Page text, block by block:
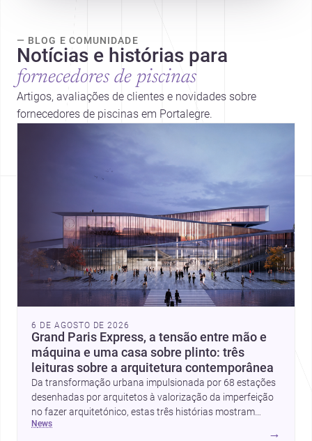
— BLOG E COMUNIDADE
Notícias e histórias para
fornecedores de piscinas
Artigos, avaliações de clientes e novidades sobre
fornecedores de piscinas em Portalegre.
6 DE AGOSTO DE 2026
Grand Paris Express, a tensão entre mão e
máquina e uma casa sobre plinto: três
leituras sobre a arquitetura contemporânea
Da transformação urbana impulsionada por 68 estações
desenhadas por arquitetos à valorização da imperfeição
no fazer arquitetónico, estas três histórias mostram
como a disciplina continua a reinventar cidades, materiais
news
→